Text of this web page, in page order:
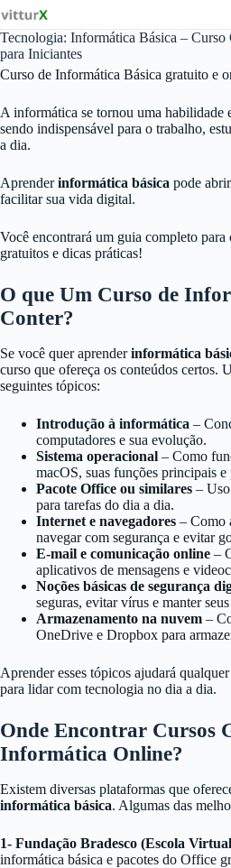
Pular
para
o
conteúdo
Tecnologia: Informática Básica –
para Iniciantes
Curso de Informática Básica gratuito e
A informática se tornou uma habilidade
sendo indispensável para o trabalho,
a dia.
Aprenderinformática básica pode
facilitar sua vida digital.
Você encontrará um guia completo
gratuitos e dicas práticas!
O que Um Curso de
Conter?
Se você quer aprenderinformática
curso que ofereça os conteúdos certos.
seguintes tópicos:
Introdução à informática –
computadores e sua evolução.
Sistema operacional – Como
macOS, suas funções principais e
Pacote Office ou similares –
para tarefas do dia a dia.
Internet e navegadores – Como
navegar com segurança e evitar
E-mail e comunicação online –
aplicativos de mensagens e
Noções básicas de segurança
seguras, evitar vírus e manter
Armazenamento na nuvem –
OneDrive e Dropbox para
Aprender esses tópicos ajudará
para lidar com tecnologia no dia a dia.
Onde Encontrar Cursos
Informática Online?
Existem diversas plataformas que
informática básica. Algumas das
1- Fundação Bradesco (Escola
informática básica e pacotes do Office